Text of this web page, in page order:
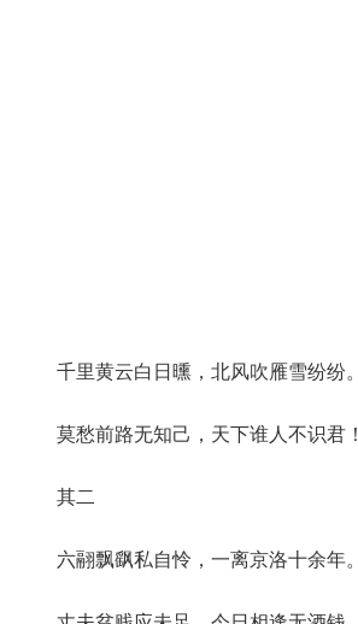
千里黄云白日曛，北风吹雁雪纷纷。
莫愁前路无知己，天下谁人不识君！
其二
六翮飘飖私自怜，一离京洛十余年。